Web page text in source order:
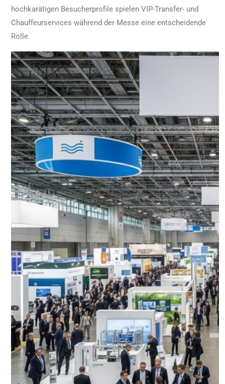
hochkarätigen Besucherprofile spielen VIP-Transfer- und
Chauffeurservices während der Messe eine entscheidende
Rolle.